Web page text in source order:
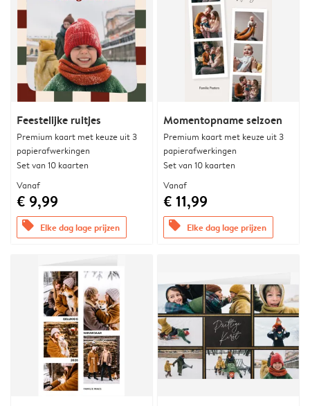
Feestelijke ruitjes
Premium kaart met keuze uit 3
papierafwerkingen
Set van 10 kaarten
Vanaf
€ 9,99
offers Elke dag lage prijzen
Momentopname seizoen
Premium kaart met keuze uit 3
papierafwerkingen
Set van 10 kaarten
Vanaf
€ 11,99
offers Elke dag lage prijzen